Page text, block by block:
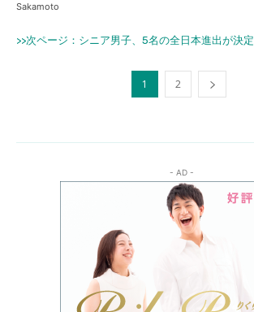
Sakamoto
>>次ページ：シニア男子、5名の全日本進出が決定
1 2
- AD -